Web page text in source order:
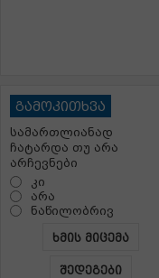
გამოკითხვა
სამართლიანად
ჩატარდა თუ არა
არჩევნები
კი
არა
ნაწილობრივ
ხმის მიცემა
შედეგები